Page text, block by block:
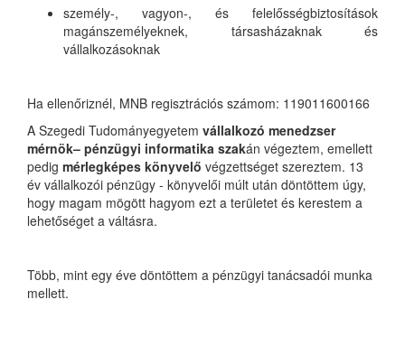
személy-, vagyon-, és felelősségbiztosítások
magánszemélyeknek, társasházaknak és
vállalkozásoknak
Ha ellenőriznél, MNB regisztrációs számom: 119011600166
A Szegedi Tudományegyetem vállalkozó menedzser
mérnök– pénzügyi informatika szakán végeztem, emellett
pedig mérlegképes könyvelő végzettséget szereztem. 13
év vállalkozói pénzügy - könyvelői múlt után döntöttem úgy,
hogy magam mögött hagyom ezt a területet és kerestem a
lehetőséget a váltásra.
Több, mint egy éve döntöttem a pénzügyi tanácsadói munka
mellett.